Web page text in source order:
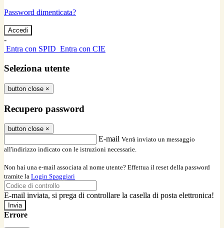
Password dimenticata?
-
Entra con SPID Entra con CIE
Seleziona utente
button close ×
Recupero password
button close ×
E-mail Verrà inviato un messaggio
all'indirizzo indicato con le istruzioni necessarie.
Non hai una e-mail associata al nome utente? Effettua il reset della password
tramite la Login Spaggiari
E-mail inviata, si prega di controllare la casella di posta elettronica!
Errore